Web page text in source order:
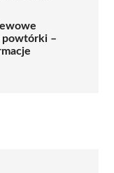
powtórki –